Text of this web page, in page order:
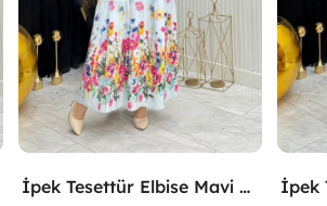
İpek Tesettür Elbise Mavi Mavi